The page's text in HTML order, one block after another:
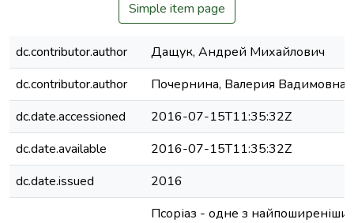
Simple item page
dc.contributor.author
Дащук, Андрей Михайлович
dc.contributor.author
Почернина, Валерия Вадимовна
dc.date.accessioned
2016-07-15T11:35:32Z
dc.date.available
2016-07-15T11:35:32Z
dc.date.issued
2016
Псоріаз - одне з